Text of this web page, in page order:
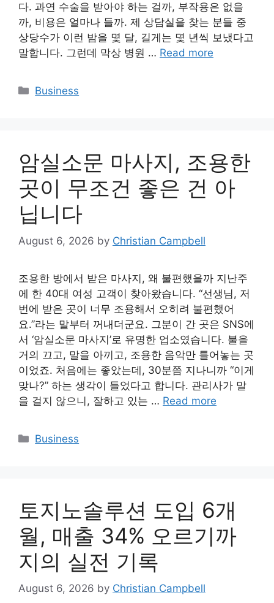
다. 과연 수술을 받아야 하는 걸까, 부작용은 없을
까, 비용은 얼마나 들까. 제 상담실을 찾는 분들 중
상당수가 이런 밤을 몇 달, 길게는 몇 년씩 보냈다고
말합니다. 그런데 막상 병원 … Read more
Categories
Business
암실소문 마사지, 조용한
곳이 무조건 좋은 건 아
닙니다
August 6, 2026 by Christian Campbell
조용한 방에서 받은 마사지, 왜 불편했을까 지난주
에 한 40대 여성 고객이 찾아왔습니다. “선생님, 저
번에 받은 곳이 너무 조용해서 오히려 불편했어
요.”라는 말부터 꺼내더군요. 그분이 간 곳은 SNS에
서 ‘암실소문 마사지’로 유명한 업소였습니다. 불을
거의 끄고, 말을 아끼고, 조용한 음악만 틀어놓는 곳
이었죠. 처음에는 좋았는데, 30분쯤 지나니까 “이게
맞나?” 하는 생각이 들었다고 합니다. 관리사가 말
을 걸지 않으니, 잘하고 있는 … Read more
Categories
Business
토지노솔루션 도입 6개
월, 매출 34% 오르기까
지의 실전 기록
August 6, 2026 by Christian Campbell